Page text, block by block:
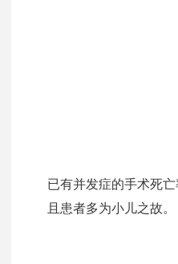
已有并发症的手术死
且患者多为小儿之故。